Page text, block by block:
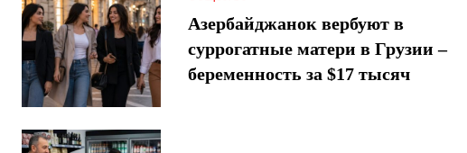
Азербайджанок вербуют в
суррогатные матери в Грузии –
беременность за $17 тысяч